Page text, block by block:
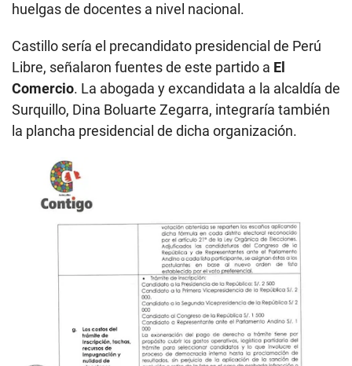
huelgas de docentes a nivel nacional.
Castillo sería el precandidato presidencial de Perú
Libre, señalaron fuentes de este partido a El
Comercio. La abogada y excandidata a la alcaldía de
Surquillo, Dina Boluarte Zegarra, integraría también
la plancha presidencial de dicha organización.